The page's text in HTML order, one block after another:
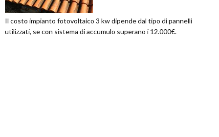
Il costo impianto fotovoltaico 3 kw dipende dal tipo di pannelli
utilizzati, se con sistema di accumulo superano i 12.000€.